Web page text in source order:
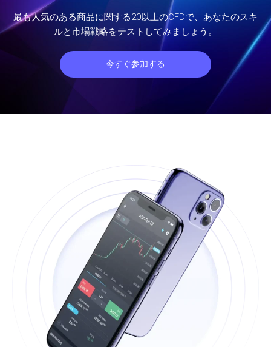
最も人気のある商品に関する20以上のCFDで、あなたのスキ
ルと市場戦略をテストしてみましょう。
今すぐ参加する